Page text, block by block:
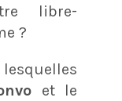
libre-
?
et le